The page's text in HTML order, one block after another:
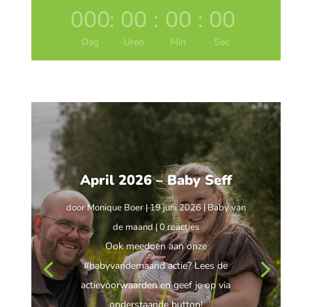
000
Dag
: 00
Uren
: 00
Min
: 00
Sec
April 2026 – Baby Seff
doorMonique Boer|19 juni 2026|Baby van
de maand| 0 reacties
Ook meedoen aan onze
#babyvandemaand actie? Lees de
actievoorwaarden en geef je op via
onderstaande button!